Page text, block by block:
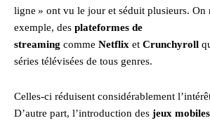
ligne » ont vu le jour et séduit plusieurs. On
exemple, des plateformes de
streaming comme Netflix et Crunchyroll
séries télévisées de tous genres.
Celles-ci réduisent considérablement
D’autre part, l’introduction des jeux mobiles